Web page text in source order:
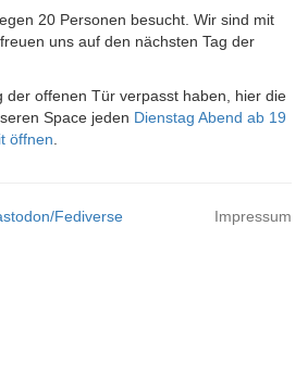
20 Personen besucht. Wir sind mit
uns auf den nächsten Tag der
der offenen Tür verpasst haben, hier die
Space jeden Dienstag Abend ab 19
öffnen
Fediverse Impressum